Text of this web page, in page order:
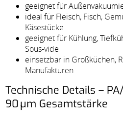
geeignet für
ideal für Fleisch, Fisch,
Käsestücke
geeignet für Kühlung,
Sous-vide
einsetzbar in Großküchen,
Manufakturen
Technische Details –
90 µm Gesamtstärke